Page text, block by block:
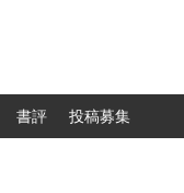
書評 投稿募集